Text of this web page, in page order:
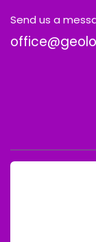
Send us a